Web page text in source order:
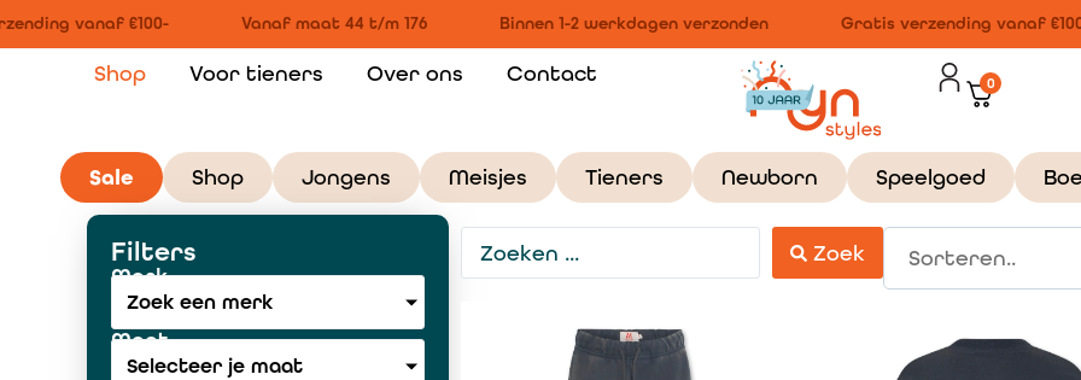
vanaf €100- Vanaf maat 44 t/m 176 Binnen 1-2 werkdagen verzonden Gratis verzending vanaf €100,-
Shop Voor tieners Over ons Contact 0
Sale Shop Jongens Meisjes Tieners Newborn Speelgoed
Filters
Merk
Zoek een merk
Maat
Selecteer je maat
Zoek